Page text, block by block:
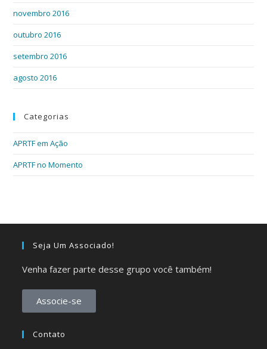
novembro 2016
outubro 2016
setembro 2016
agosto 2016
Categorias
APRTF em Ação
APRTF no Momento
Seja Um Associado!
Venha fazer parte desse grupo você também!
Associe-se
Contato